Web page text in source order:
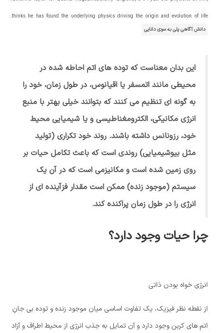
thinks he has found the underlying physics driving the origin and evolution of life.
دانش آگاهی پلی به سوی دانایی
این بدان معناست که توده های اتم احاطه شده در
محیطی مانند اتمسفر یا اقیانوس، در طول زمان، خود را
به گونه ای تنظیم می کنند که بتوانند خیلی بهتر با منبع
انرژی مکانیکی، الکترومغناطیسی و یا شیمیایی محیط
خود، رزونانس داشته باشند. روند خود تکراری (تولید
مثل بیوشیمیایی) روندی است که باعث تکامل حیات بر
روی زمین شده است و مکانیزمی است که در آن یک
سیستم (موجود زنده) ممکن است مقدار فزآینده ای از
انرژی را در طول زمان پراکنده کند.
چرا حیات وجود دارد؟
انرژی خواه بودن ذاتی
از نقطه نظر فیزیک، یک تفاوت اساسی میان موجود زنده و توده بی جانِ
اتم های کربن وجود دارد و آن تمایل به جذب انرژی از محیط اطراف و آزاد